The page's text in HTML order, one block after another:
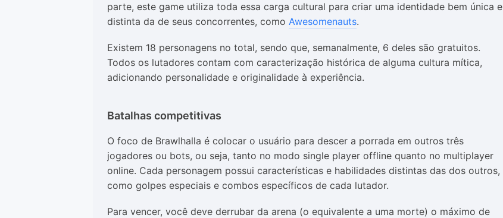
parte, este game utiliza toda essa carga cultural para criar uma identidade bem única e
distinta da de seus concorrentes, como Awesomenauts.
Existem 18 personagens no total, sendo que, semanalmente, 6 deles são gratuitos.
Todos os lutadores contam com caracterização histórica de alguma cultura mítica,
adicionando personalidade e originalidade à experiência.
Batalhas competitivas
O foco de Brawlhalla é colocar o usuário para descer a porrada em outros três
jogadores ou bots, ou seja, tanto no modo single player offline quanto no multiplayer
online. Cada personagem possui características e habilidades distintas das dos outros,
como golpes especiais e combos específicos de cada lutador.
Para vencer, você deve derrubar da arena (o equivalente a uma morte) o máximo de